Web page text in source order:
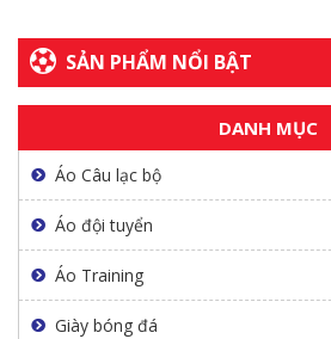
XEM THÊM
SẢN PHẨM NỔI BẬT
DANH MỤC
Áo Câu lạc bộ
Áo đội tuyển
Áo Training
Giày bóng đá